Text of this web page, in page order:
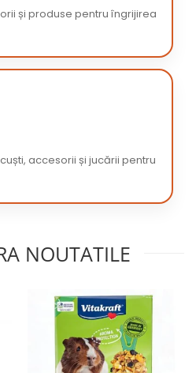
și produse pentru îngrijirea
accesorii și jucării pentru
NOUTATILE